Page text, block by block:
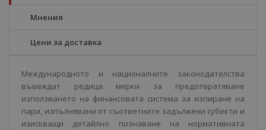
Мнения
Цени за доставка
Международното и националните законодателства
въвеждат редица мерки за предотвратяване
използването на финансовата система за изпиране на
пари, изпълнявани от съответните задължени субекти и
изискващи детайлно познаване на нормативната